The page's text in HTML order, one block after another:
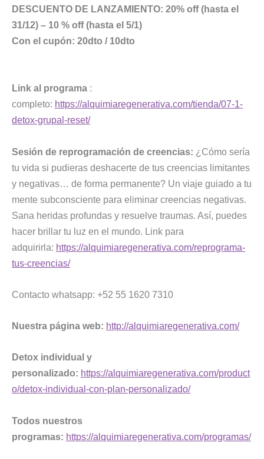
DESCUENTO DE LANZAMIENTO: 20% off (hasta el
31/12) – 10 % off (hasta el 5/1)
Con el cupón: 20dto / 10dto
Link al programa :
completo: https://alquimiaregenerativa.com/tienda/07-1-
detox-grupal-reset/
Sesión de reprogramación de creencias: ¿Cómo sería
tu vida si pudieras deshacerte de tus creencias limitantes
y negativas… de forma permanente? Un viaje guiado a tu
mente subconsciente para eliminar creencias negativas.
Sana heridas profundas y resuelve traumas. Así, puedes
hacer brillar tu luz en el mundo. Link para
adquirirla: https://alquimiaregenerativa.com/reprograma-
tus-creencias/
Contacto whatsapp: +52 55 1620 7310
Nuestra página web: http://alquimiaregenerativa.com/
Detox individual y
personalizado: https://alquimiaregenerativa.com/product
o/detox-individual-con-plan-personalizado/
Todos nuestros
programas: https://alquimiaregenerativa.com/programas/